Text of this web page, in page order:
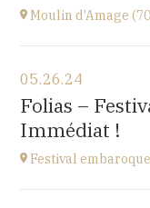
Moulin d'Amage
chemin du Moulin
70280 AMAGE
at15H
05.26.24
Folias –
Immédiat !
Festival